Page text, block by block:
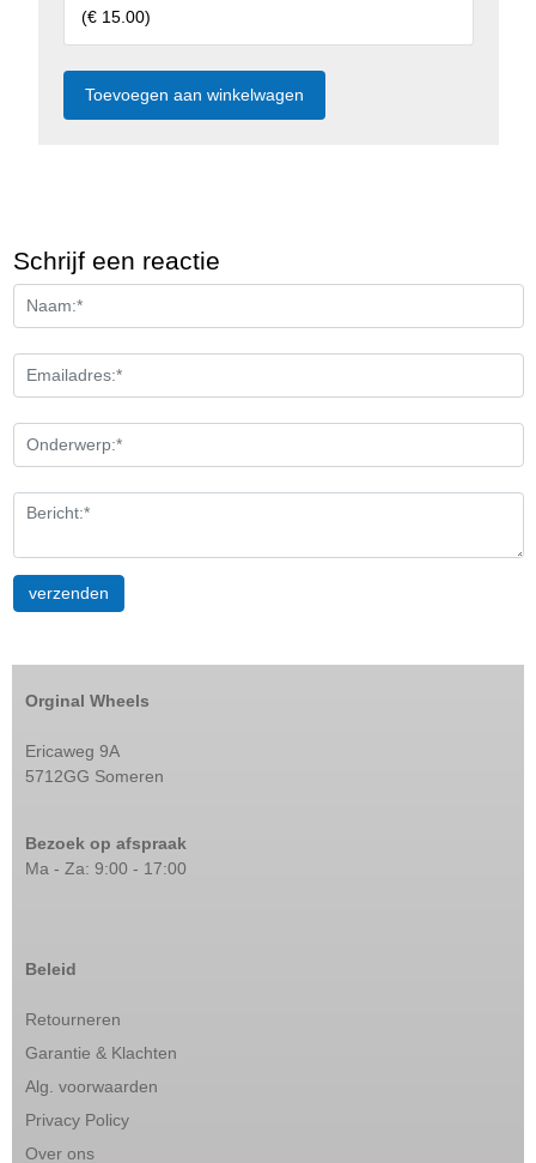
(€ 15.00)
Schrijf een reactie
Orginal Wheels
Ericaweg 9A
5712GG Someren
Bezoek op afspraak
Ma - Za: 9:00 - 17:00
Beleid
Retourneren
Garantie & Klachten
Alg. voorwaarden
Privacy Policy
Over ons